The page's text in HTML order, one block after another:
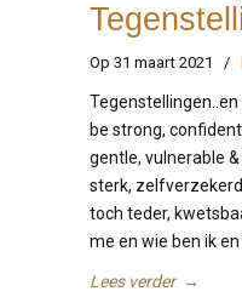
Op 31 maart 2021 /
be strong,
gentle, vulnerable
sterk,
toch teder,
me en wie ben ik
Lees verder →